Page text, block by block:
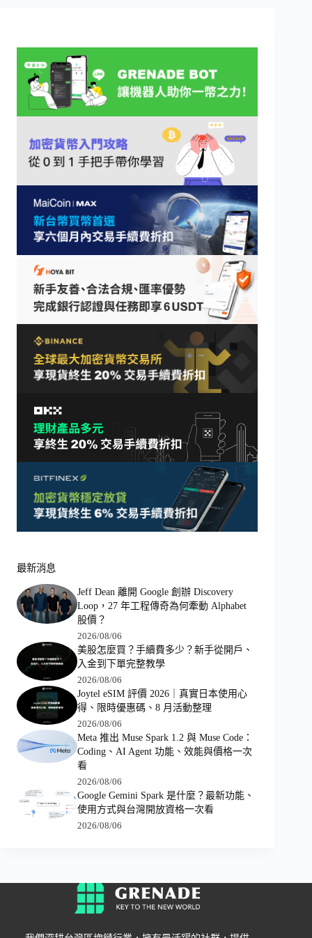
最新消息
Jeff Dean 離開 Google 創辦 Discovery
Loop，27 年工程傳奇為何牽動 Alphabet
股價？
2026/08/06
美股怎麼買？手續費多少？新手從開戶、
入金到下單完整教學
2026/08/06
Joytel eSIM 評價 2026｜真實日本使用心
得、限時優惠碼、8 月活動整理
2026/08/06
Meta 推出 Muse Spark 1.2 與 Muse Code：
Coding、AI Agent 功能、效能與價格一次
看
2026/08/06
Google Gemini Spark 是什麼？最新功能、
使用方式與台灣開放資格一次看
2026/08/06